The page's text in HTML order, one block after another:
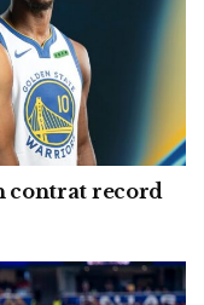
contrat record